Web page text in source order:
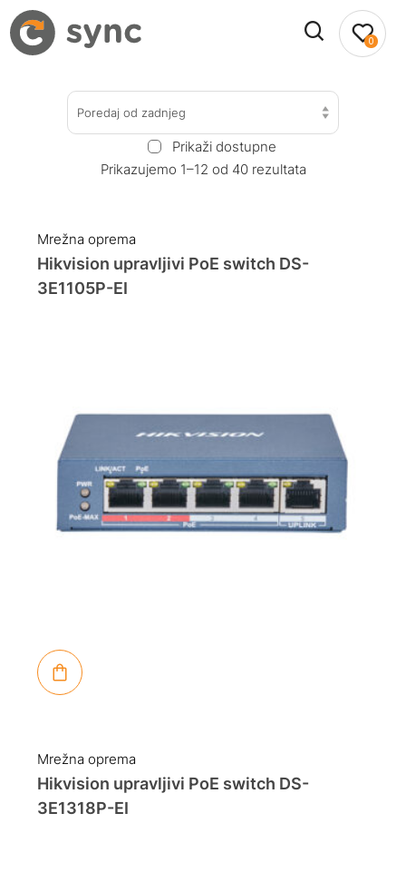
0
Poredaj od zadnjeg
Prikaži dostupne
Prikazujemo 1–12 od 40 rezultata
Mrežna oprema
Hikvision upravljivi PoE switch DS-
3E1105P-EI
Mrežna oprema
Hikvision upravljivi PoE switch DS-
3E1318P-EI